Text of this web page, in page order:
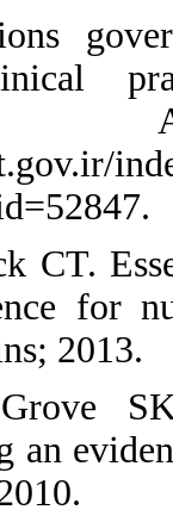
in
Beck
N,
Building